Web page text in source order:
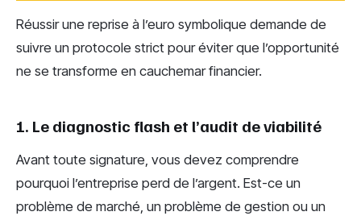
Réussir une reprise à l’euro symbolique demande de
suivre un protocole strict pour éviter que l’opportunité
ne se transforme en cauchemar financier.
1. Le diagnostic flash et l’audit de viabilité
Avant toute signature, vous devez comprendre
pourquoi l’entreprise perd de l’argent. Est-ce un
problème de marché, un problème de gestion ou un